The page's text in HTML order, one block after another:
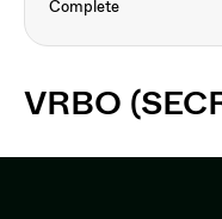
Complete
VRBO